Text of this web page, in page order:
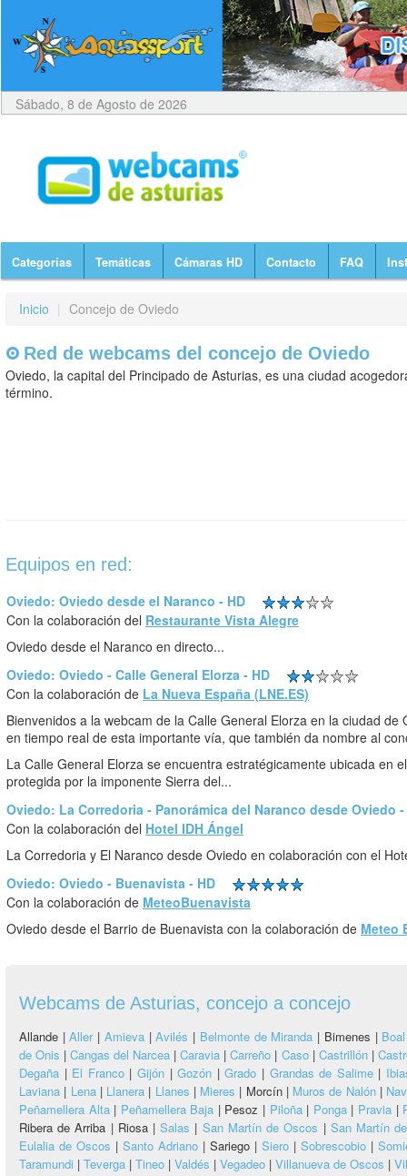
Sábado, 8 de Agosto de 2026
Categorías Temáticas Cámaras HD Contacto FAQ
Inicio | Concejo de Oviedo
Red de webcams del concejo de Oviedo
Oviedo, la capital del Principado de Asturias, es una ciudad
término.
Equipos en red:
Oviedo: Oviedo desde el Naranco - HD
Con la colaboración del Restaurante Vista Alegre
Oviedo desde el Naranco en directo...
Oviedo: Oviedo - Calle General Elorza - HD
Con la colaboración de La Nueva España (LNE.ES)
Bienvenidos a la webcam de la Calle General Elorza en la ciudad
en tiempo real de esta importante vía, que también da nombre al
La Calle General Elorza se encuentra estratégicamente ubicada en
protegida por la imponente Sierra del...
Oviedo: La Corredoria - Panorámica del Naranco desde Oviedo -
Con la colaboración del Hotel IDH Ángel
La Corredoria y El Naranco desde Oviedo en colaboración con el
Oviedo: Oviedo - Buenavista - HD
Con la colaboración de MeteoBuenavista
Oviedo desde el Barrio de Buenavista con la colaboración de Meteo
Webcams de Asturias, concejo a concejo
Allande |Aller| Amieva|Avilés | Belmonte de Miranda | Bimenes | Boal
de Onis |Cangas del Narcea |Caravia |Carreño | Caso| Castrillón|
Degaña | El Franco|Gijón |Gozón |Grado | Grandas de Salime|
Laviana | Lena| Llanera | Llanes | Mieres | Morcín | Muros de Nalón|
Peñamellera Alta| Peñamellera Baja | Pesoz | Piloña| Ponga| Pravia|
Ribera de Arriba | Riosa |Salas | San Martín de Oscos | San Martín
Eulalia de Oscos | Santo Adriano| Sariego | Siero| Sobrescobio|
Taramundi | Teverga | Tineo | Valdés | Vegadeo | Villanueva de Oscos |